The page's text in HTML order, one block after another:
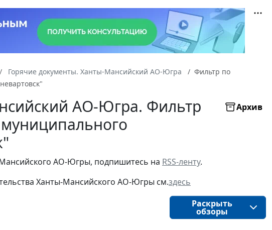
Горячие документы. Ханты-Мансийский АО-Югра
Фильтр по
АО-Югра. Фильтр
Архив
АО-Югры, подпишитесь на RSS-ленту.
Ханты-Мансийского АО-Югры см.здесь
Раскрыть
обзоры